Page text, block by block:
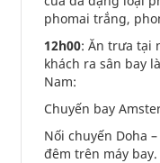
phomai trắng,
12h00: Ăn trưa tại
khách ra sân bay
Nam:
Chuyến bay
Nối chuyến Doha
đêm trên máy bay.